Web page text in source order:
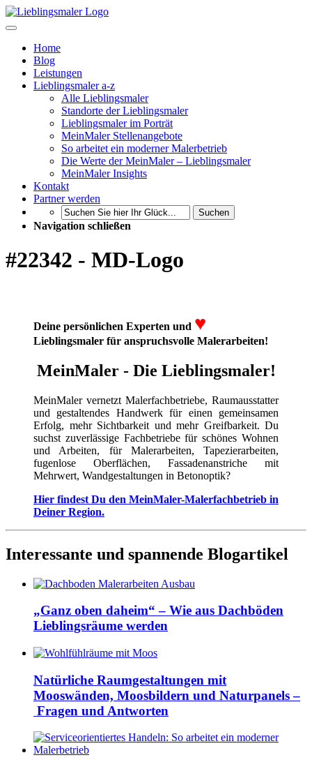
Home
Blog
Leistungen
Lieblingsmaler a-z
Alle Lieblingsmaler
Standorte der Lieblingsmaler
Lieblingsmaler im Porträt
MeinMaler Stellenangebote
So arbeitet ein moderner Malerbetrieb
Die Werte der MeinMaler – Lieblingsmaler
MeinMaler Insights
Kontakt
Partner werden
Suchen
Navigation schließen
#22342 - MD-Logo
Deine persönlichen Experten und ♥
Lieblingsmaler für anspruchsvolle Malerarbeiten!
MeinMaler - Die Lieblingsmaler!
MeinMaler vernetzt Malerfachbetriebe, Raumausstatter
und gestaltendes Handwerk für einen gemeinsamen
Erfolg, mehr Sichtbarkeit und mehr Greifbarkeit. Du
suchst zuverlässige Fachbetriebe für schönes Wohnen
und Arbeiten, für Malerarbeiten, Tapezierarbeiten,
fugenlose Oberflächen, Fassadenanstriche mit
Mehrwert, Wandgestaltungen in Betonoptik?
Hier findest Du den MeinMaler-Malerfachbetrieb in
Deiner Region.
Interessante und spannende Blogartikel
„Ganz oben daheim“ – Wie aus Dachböden
Lieblingsräume werden
Natürliche Raumgestaltungen mit
Mooswänden, Moosbildern und Naturpanels –
Fragen und Antworten